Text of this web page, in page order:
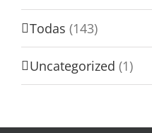
Todas (143)
Uncategorized (1)